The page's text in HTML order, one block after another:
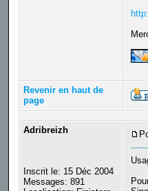
Revenir en haut de
page
Adribreizh
Inscrit le: 15 Déc 2004
Messages: 891